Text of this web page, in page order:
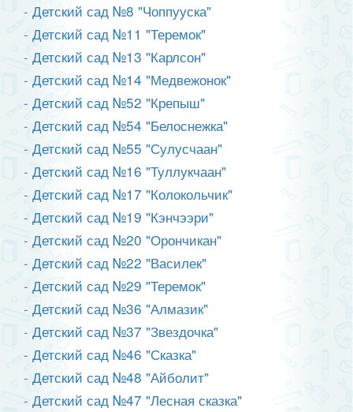
- Детский сад №8 "Чоппууска"
- Детский сад №11 "Теремок"
- Детский сад №13 "Карлсон"
- Детский сад №14 "Медвежонок"
- Детский сад №52 "Крепыш"
- Детский сад №54 "Белоснежка"
- Детский сад №55 "Сулусчаан"
- Детский сад №16 "Туллукчаан"
- Детский сад №17 "Колокольчик"
- Детский сад №19 "Кэнчээри"
- Детский сад №20 "Орончикан"
- Детский сад №22 "Василек"
- Детский сад №29 "Теремок"
- Детский сад №36 "Алмазик"
- Детский сад №37 "Звездочка"
- Детский сад №46 "Сказка"
- Детский сад №48 "Айболит"
- Детский сад №47 "Лесная сказка"